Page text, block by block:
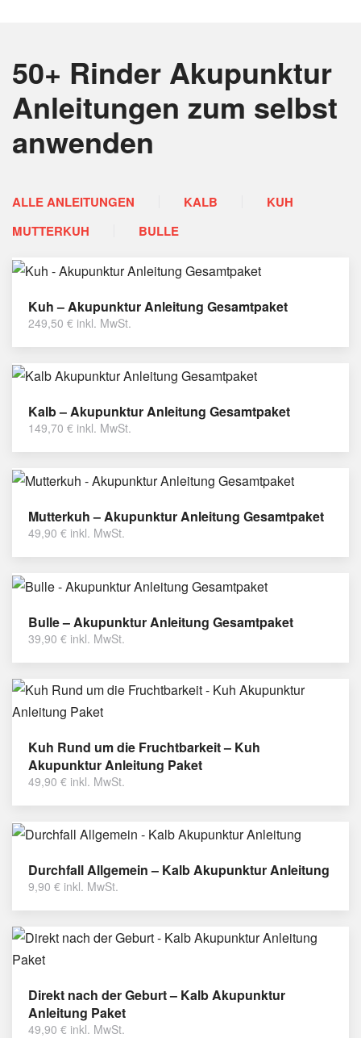
50+ Rinder Akupunktur
Anleitungen zum selbst
anwenden
ALLE ANLEITUNGEN KALB
KUH
MUTTERKUH
BULLE
Kuh – Akupunktur Anleitung Gesamtpaket
249,50 € inkl. MwSt.
Kalb – Akupunktur Anleitung Gesamtpaket
149,70 € inkl. MwSt.
Mutterkuh – Akupunktur Anleitung Gesamtpaket
49,90 € inkl. MwSt.
Bulle – Akupunktur Anleitung Gesamtpaket
39,90 € inkl. MwSt.
Kuh Rund um die Fruchtbarkeit – Kuh
Akupunktur Anleitung Paket
49,90 € inkl. MwSt.
Durchfall Allgemein – Kalb Akupunktur Anleitung
9,90 € inkl. MwSt.
Direkt nach der Geburt – Kalb Akupunktur
Anleitung Paket
49,90 € inkl. MwSt.